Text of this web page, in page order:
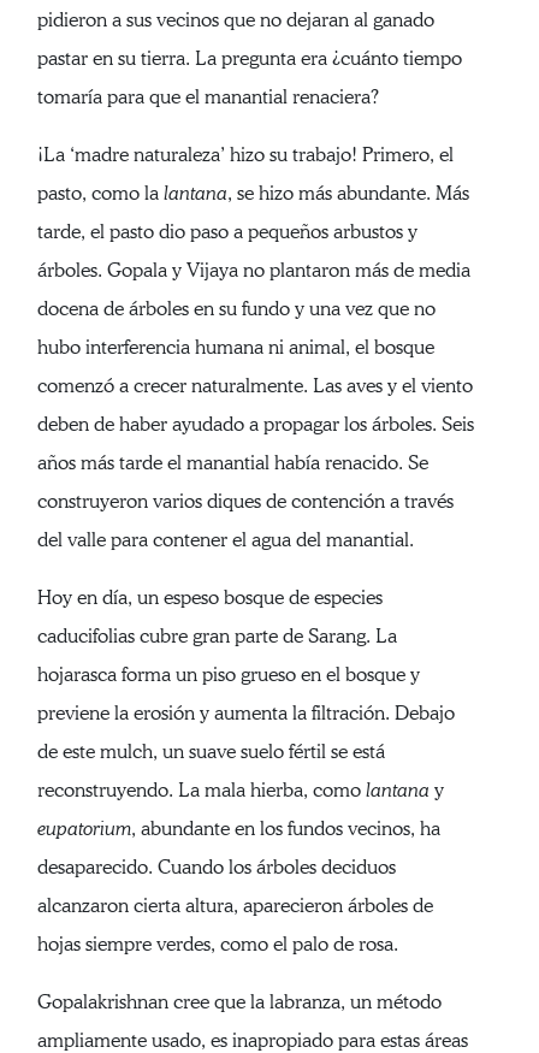
pidieron a sus vecinos que no dejaran al ganado
pastar en su tierra. La pregunta era ¿cuánto tiempo
tomaría para que el manantial renaciera?
¡La ‘madre naturaleza’ hizo su trabajo! Primero, el
pasto, como la lantana, se hizo más abundante. Más
tarde, el pasto dio paso a pequeños arbustos y
árboles. Gopala y Vijaya no plantaron más de media
docena de árboles en su fundo y una vez que no
hubo interferencia humana ni animal, el bosque
comenzó a crecer naturalmente. Las aves y el viento
deben de haber ayudado a propagar los árboles. Seis
años más tarde el manantial había renacido. Se
construyeron varios diques de contención a través
del valle para contener el agua del manantial.
Hoy en día, un espeso bosque de especies
caducifolias cubre gran parte de Sarang. La
hojarasca forma un piso grueso en el bosque y
previene la erosión y aumenta la filtración. Debajo
de este mulch, un suave suelo fértil se está
reconstruyendo. La mala hierba, como lantana y
eupatorium, abundante en los fundos vecinos, ha
desaparecido. Cuando los árboles deciduos
alcanzaron cierta altura, aparecieron árboles de
hojas siempre verdes, como el palo de rosa.
Gopalakrishnan cree que la labranza, un método
ampliamente usado, es inapropiado para estas áreas